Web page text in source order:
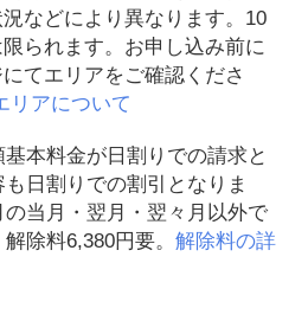
などにより異なります。10
られます。お申し込み前に
てエリアをご確認くださ
リアについて
本料金が日割りでの請求と
日割りでの割引となりま
当月・翌月・翌々月以外で
除料6,380円要。 解除料の詳